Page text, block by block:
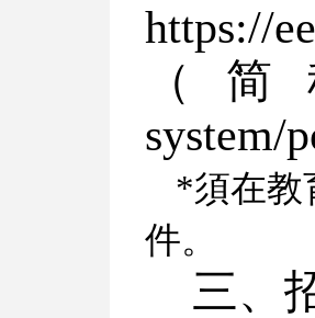
https://
（简
system/
*須在教
件。
三、